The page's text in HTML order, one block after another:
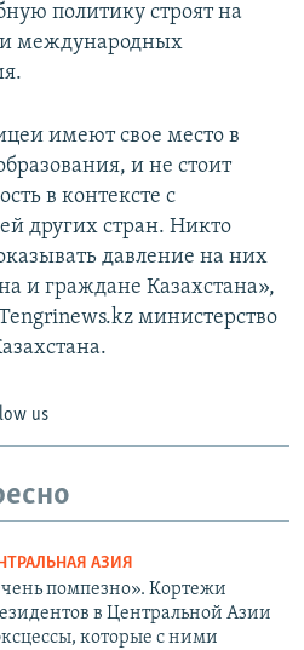
политику строят на
и международных
имеют свое место в
и не стоит
в контексте с
других стран. Никто
давление на них
и граждане Казахстана»,
министерство
us
АЗИЯ
помпезно». Кортежи
в Центральной Азии
которые с ними